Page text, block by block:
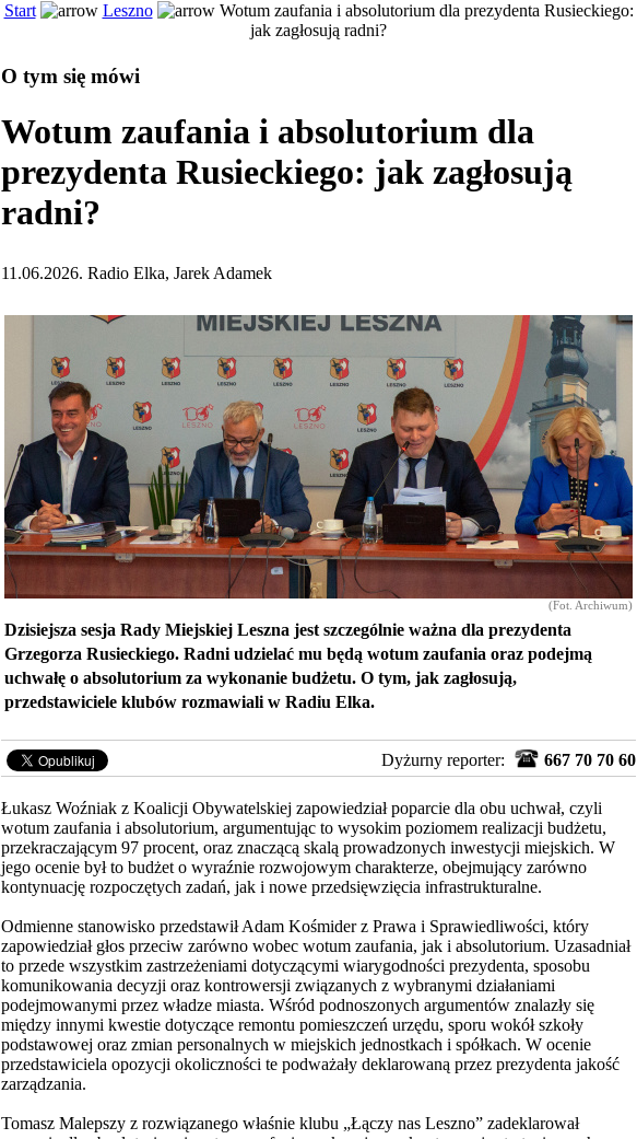
Start Leszno
Wotum zaufania i absolutorium dla prezydenta Rusieckiego:
jak zagłosują radni?
O tym się mówi
Wotum zaufania i absolutorium dla
prezydenta Rusieckiego: jak zagłosują
radni?
11.06.2026. Radio Elka, Jarek Adamek
(Fot. Archiwum)
Dzisiejsza sesja Rady Miejskiej Leszna jest szczególnie ważna dla prezydenta
Grzegorza Rusieckiego. Radni udzielać mu będą wotum zaufania oraz podejmą
uchwałę o absolutorium za wykonanie budżetu. O tym, jak zagłosują,
przedstawiciele klubów rozmawiali w Radiu Elka.
Dyżurny reporter: 667 70 70 60
Łukasz Woźniak z Koalicji Obywatelskiej zapowiedział poparcie dla obu uchwał, czyli
wotum zaufania i absolutorium, argumentując to wysokim poziomem realizacji budżetu,
przekraczającym 97 procent, oraz znaczącą skalą prowadzonych inwestycji miejskich. W
jego ocenie był to budżet o wyraźnie rozwojowym charakterze, obejmujący zarówno
kontynuację rozpoczętych zadań, jak i nowe przedsięwzięcia infrastrukturalne.
Odmienne stanowisko przedstawił Adam Kośmider z Prawa i Sprawiedliwości, który
zapowiedział głos przeciw zarówno wobec wotum zaufania, jak i absolutorium. Uzasadniał
to przede wszystkim zastrzeżeniami dotyczącymi wiarygodności prezydenta, sposobu
komunikowania decyzji oraz kontrowersji związanych z wybranymi działaniami
podejmowanymi przez władze miasta. Wśród podnoszonych argumentów znalazły się
między innymi kwestie dotyczące remontu pomieszczeń urzędu, sporu wokół szkoły
podstawowej oraz zmian personalnych w miejskich jednostkach i spółkach. W ocenie
przedstawiciela opozycji okoliczności te podważały deklarowaną przez prezydenta jakość
zarządzania.
Tomasz Malepszy z rozwiązanego właśnie klubu „Łączy nas Leszno” zadeklarował